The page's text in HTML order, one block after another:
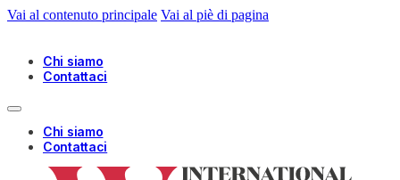
Vai al contenuto principale Vai al piè di pagina
Chi siamo
Contattaci
Chi siamo
Contattaci